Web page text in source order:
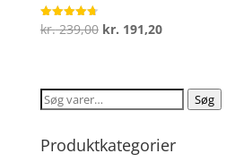
Vurderet
4.7
kr.239,00 Den
var:
kr. 239,00.
kr. 191,20Den
er:
kr. 191,20.
Søg
Søg
Produktkategorier